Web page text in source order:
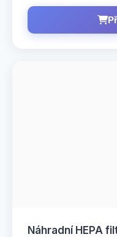
Náhradní HEPA